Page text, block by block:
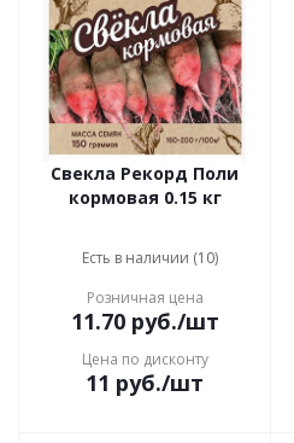
Свекла Рекорд Поли
кормовая 0.15 кг
Есть в наличии (10)
Розничная цена
11.70руб./шт
Цена по дисконту
11 руб./шт